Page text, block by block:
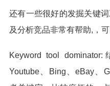
还有一些很好的发掘关键
及分析竞品非常有帮助,，
Keyword tool
Youtube、Bing、eBay、